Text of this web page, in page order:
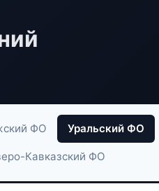
ФО Уральский ФО
Кавказский ФО